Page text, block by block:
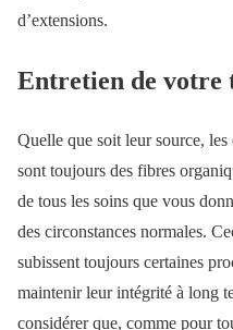
d’extensions.
Entretien de votre
Quelle que soit leur source,
sont toujours des fibres
de tous les soins que vous
des circonstances normales.
subissent toujours certaines
maintenir leur intégrité à long
considérer que, comme pour